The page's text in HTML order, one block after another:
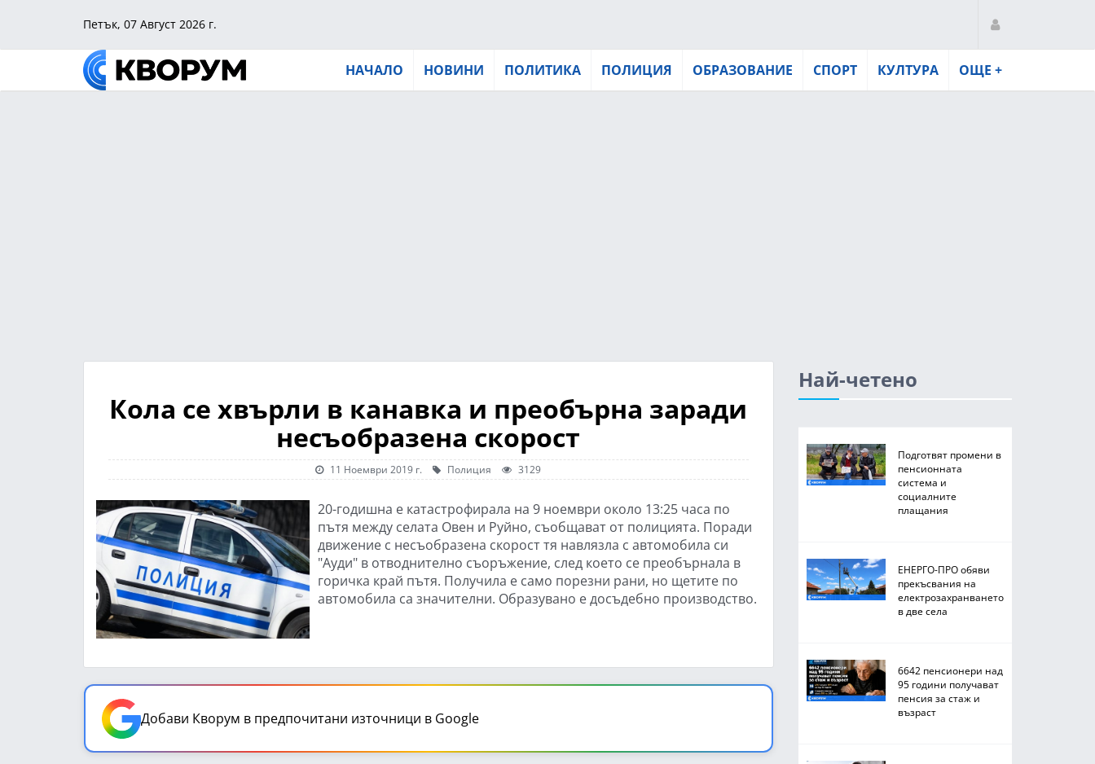
Петък, 07 Август 2026 г.
НАЧАЛО НОВИНИ ПОЛИТИКА ПОЛИЦИЯ ОБРАЗОВАНИЕ СПОРТ КУЛТУРА ОЩЕ +
Кола се хвърли в канавка и преобърна заради
несъобразена скорост
11 Ноември 2019 г. Полиция 3129
20-годишна е катастрофирала на 9 ноември около 13:25 часа по
пътя между селата Овен и Руйно, съобщават от полицията. Поради
движение с несъобразена скорост тя навлязла с автомобила си
"Ауди" в отводнително съоръжение, след което се преобърнала в
горичка край пътя. Получила е само порезни рани, но щетите по
автомобила са значителни. Образувано е досъдебно производство.
Добави Кворум в предпочитани източници в Google
Най-четено
Подготвят промени в
пенсионната
система и
социалните
плащания
ЕНЕРГО-ПРО обяви
прекъсвания на
електрозахранването
в две села
6642 пенсионери над
95 години получават
пенсия за стаж и
възраст